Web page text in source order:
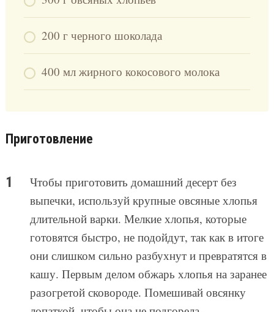
200 г черного шоколада
400 мл жирного кокосового молока
Приготовление
Чтобы приготовить домашний десерт без
выпечки, используй крупные овсяные хлопья
длительной варки. Мелкие хлопья, которые
готовятся быстро, не подойдут, так как в итоге
они слишком сильно разбухнут и превратятся в
кашу. Первым делом обжарь хлопья на заранее
разогретой сковороде. Помешивай овсянку